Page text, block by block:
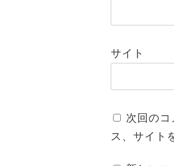
サイト
次回の
ス、サイト